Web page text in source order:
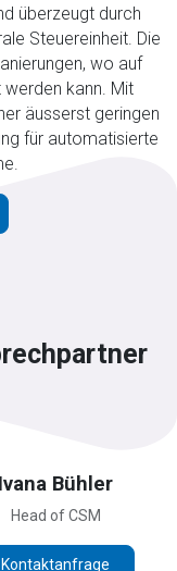
überzeugt durch
Steuereinheit. Die
wo auf
kann. Mit
äusserst geringen
für automatisierte
Ivana Bühler
Head of CSM
Kontaktanfrage